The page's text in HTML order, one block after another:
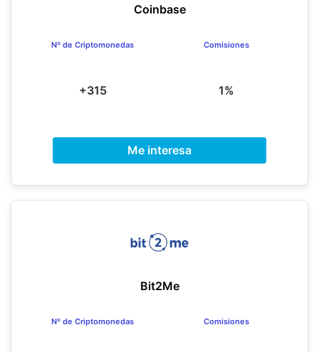
Coinbase
Nº de Criptomonedas
+315
Comisiones
1%
Me interesa
Bit2Me
Nº de Criptomonedas Comisiones